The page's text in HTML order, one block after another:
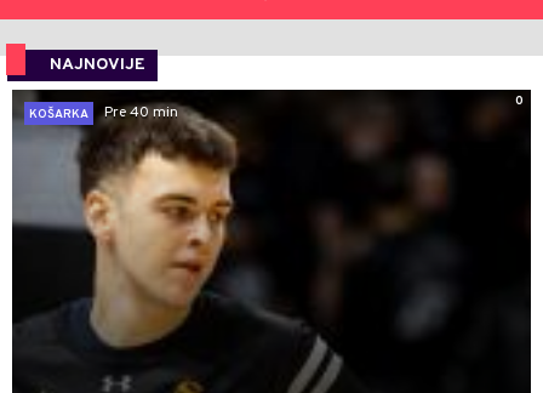
NAJNOVIJE
0
KOŠARKA
Pre 40 min